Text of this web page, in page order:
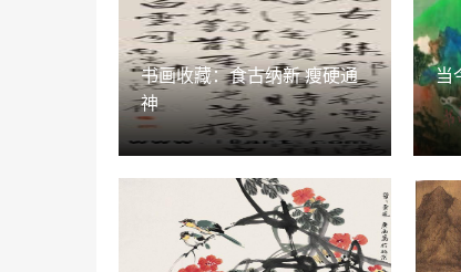
书画收藏：食古纳新 瘦硬通
神
当